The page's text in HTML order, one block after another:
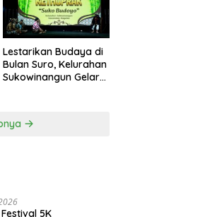
Lestarikan Budaya di
Bulan Suro, Kelurahan
Sukowinangun Gelar
Festival 5K